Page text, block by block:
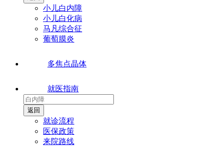
小儿白内障
小儿白化病
马凡综合征
葡萄膜炎
多焦点晶体
就医指南
就诊流程
医保政策
来院路线